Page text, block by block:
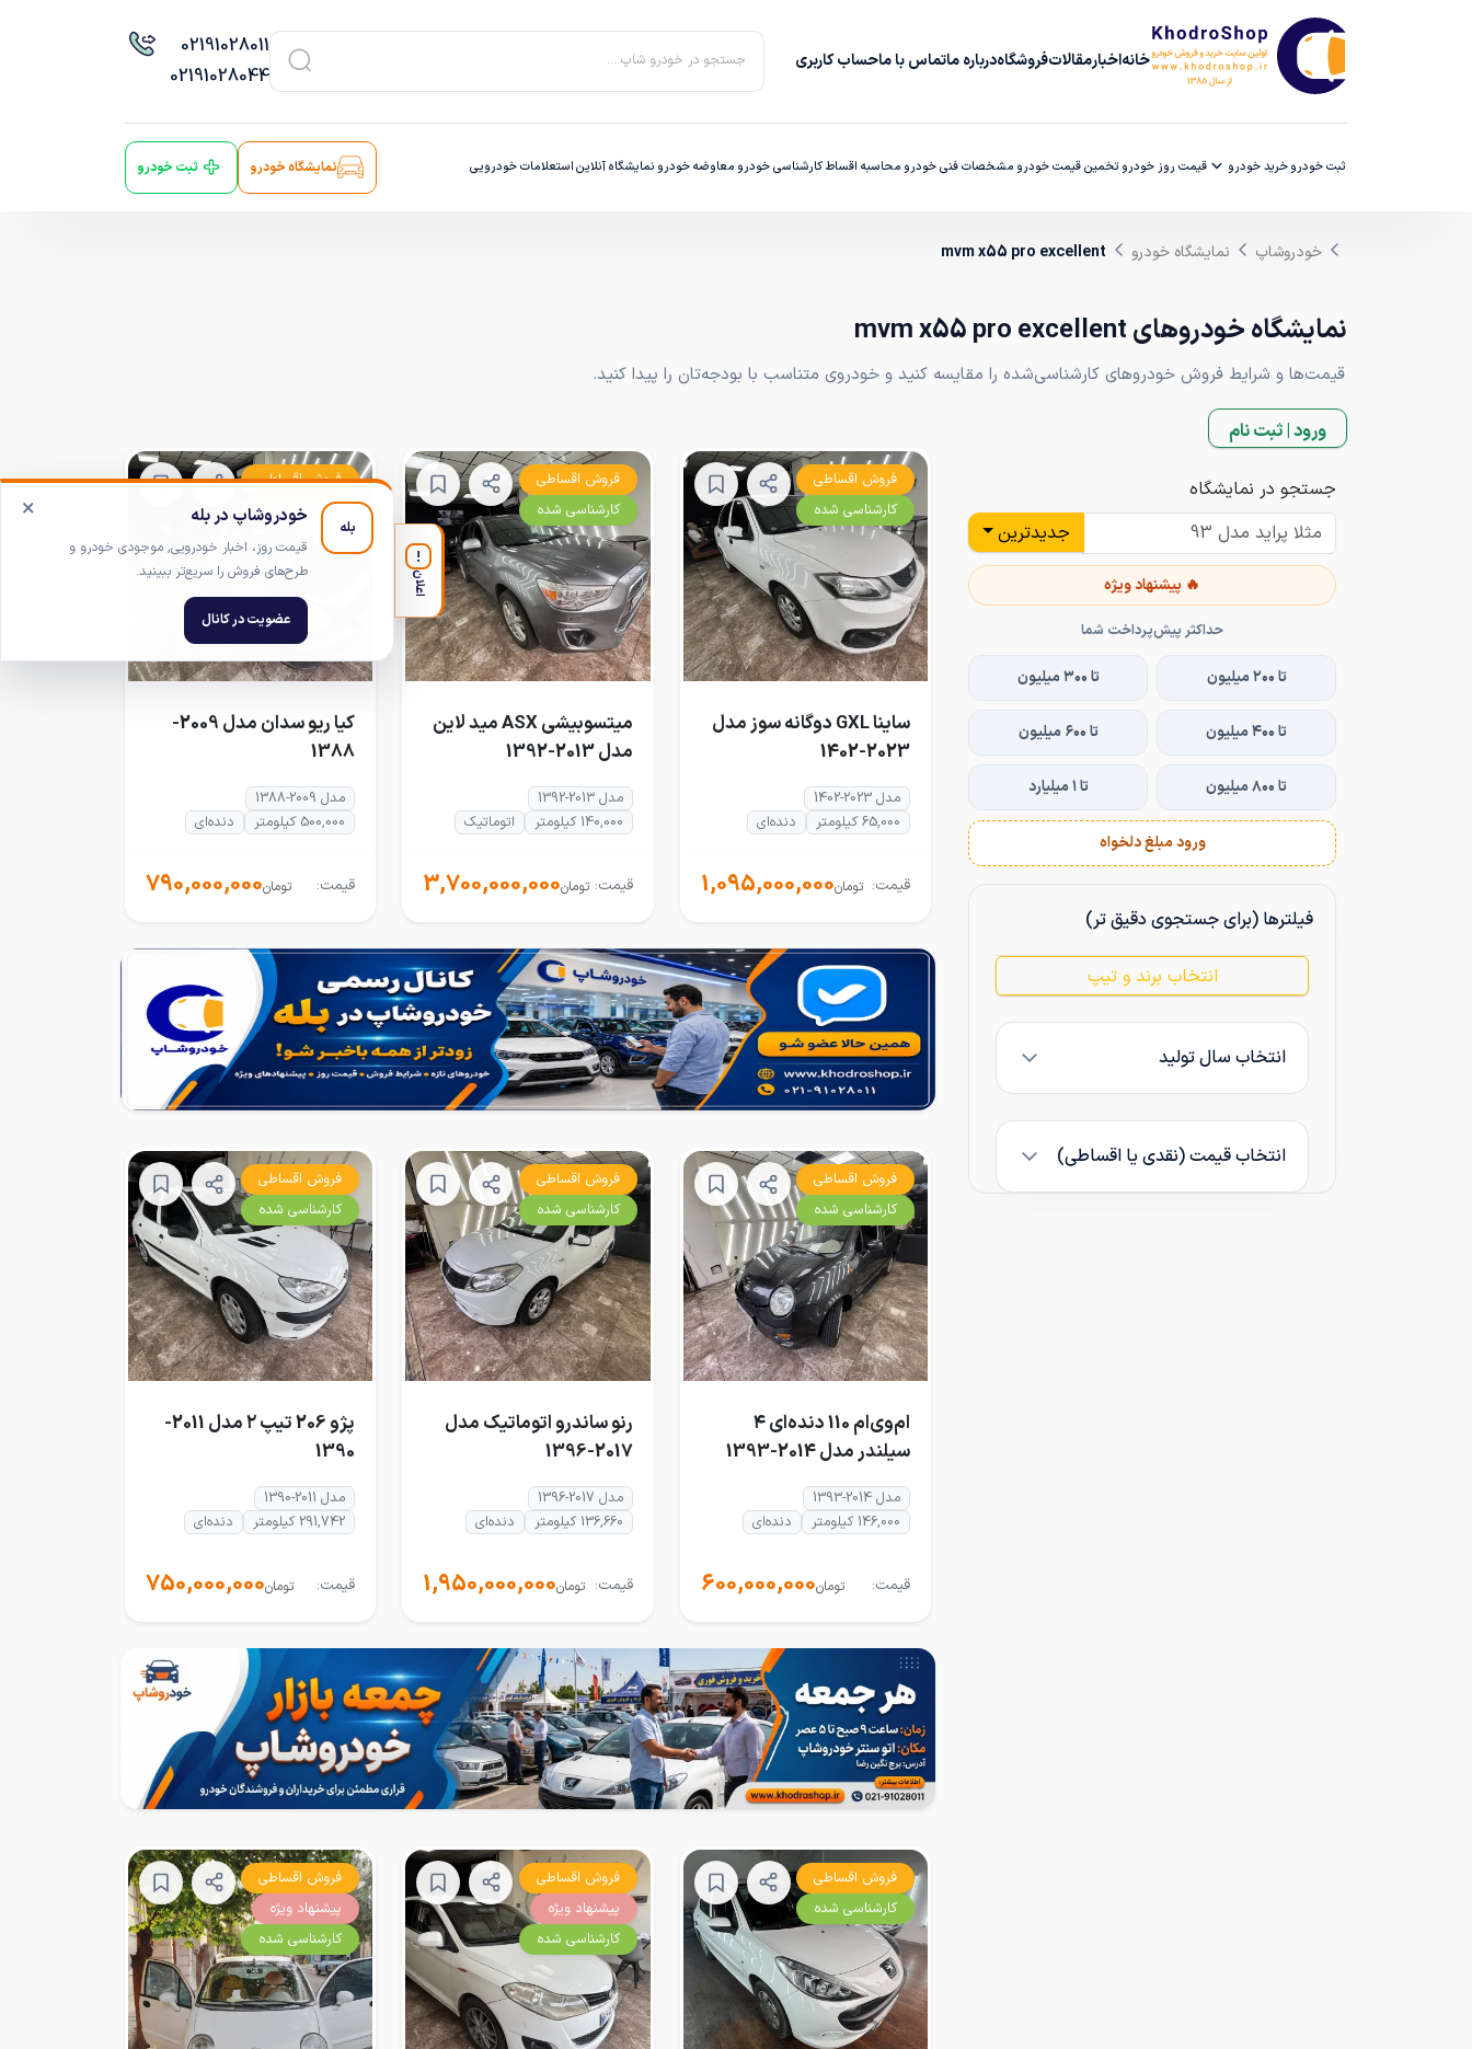
خانهاخبارمقالاتفروشگاهدرباره‌ ماتماس با ماحساب کاربری جستجو در خودرو شاپ ...
02191028011
02191028044
ثبت خودروخرید خودرو قیمت روز خودرو تخمین قیمت خودرو مشخصات فنی خودرو محاسبه اقساطکارشناسی خودرو معاوضه خودرو نمایشگاه آنلایناستعلامات خودرویی نمایشگاه خودرو ثبت خودرو
خودروشاپ نمایشگاه خودرو mvm x55 pro excellent
نمایشگاه خودروهای mvm x55 pro excellent
قیمت‌ها و شرایط فروش خودروهای کارشناسی‌شده را مقایسه کنید و خودروی متناسب با بودجه‌تان را پیدا کنید.
ورود | ثبت نام
جستجو در نمایشگاه
جدیدترین
🔥 پیشنهاد ویژه
حداکثر پیش‌پرداخت شما
تا ۲۰۰ میلیون تا ۳۰۰ میلیون
تا ۴۰۰ میلیون تا ۶۰۰ میلیون
تا ۸۰۰ میلیون تا ۱ میلیارد
ورود مبلغ دلخواه
فیلترها (برای جستجوی دقیق تر)
انتخاب برند و تیپ
انتخاب سال تولید
انتخاب قیمت (نقدی یا اقساطی)
فروش اقساطی
کارشناسی شده
ساینا GXL دوگانه سوز مدل
2023-1402
مدل 2023-1402
65,000 کیلومتر
دنده‌ای
قیمت: 1,095,000,000تومان
فروش اقساطی
کارشناسی شده
میتسوبیشی ASX مید لاین
مدل 2013-1392
مدل 2013-1392
140,000 کیلومتر
اتوماتیک
قیمت: 3,700,000,000تومان
فروش اقساطی
کارشناسی شده
کیا ریو سدان مدل 2009-
1388
مدل 2009-1388
500,000 کیلومتر
دنده‌ای
قیمت: 790,000,000تومان
فروش اقساطی
کارشناسی شده
ام‌وی‌ام 110 دنده‌ای ۴
سیلندر مدل 2014-1393
مدل 2014-1393
146,000 کیلومتر
دنده‌ای
قیمت: 600,000,000تومان
فروش اقساطی
کارشناسی شده
رنو ساندرو اتوماتیک مدل
2017-1396
مدل 2017-1396
136,660 کیلومتر
دنده‌ای
قیمت: 1,950,000,000تومان
فروش اقساطی
کارشناسی شده
پژو 206 تیپ ۲ مدل 2011-
1390
مدل 2011-1390
291,742 کیلومتر
دنده‌ای
قیمت: 750,000,000تومان
فروش اقساطی
کارشناسی شده
فروش اقساطی
پیشنهاد ویژه
کارشناسی شده
فروش اقساطی
پیشنهاد ویژه
کارشناسی شده
!
اعلان
× بله خودروشاپ در بله
قیمت روز، اخبار خودرویی, موجودی خودرو و
طرح‌های فروش را سریع‌تر ببینید.
عضویت در کانال